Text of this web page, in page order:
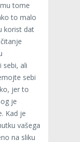
tome
to malo
korist dat
sebi, ali
sebi
jer to
je
Kad je
vašega
na sliku